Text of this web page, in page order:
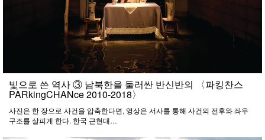
빛으로 쓴 역사 ③ 남북한을 둘러싼 반신반의 〈파킹찬스
PARkingCHANce 2010-2018〉
사진은 한 장으로 사건을 압축한다면, 영상은 서사를 통해 사건의 전후와 좌우
구조를 살피게 한다. 한국 근현대…